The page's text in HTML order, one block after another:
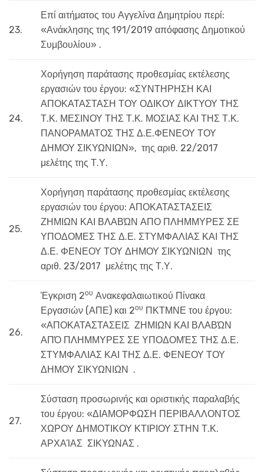
23.
Επί αιτήματος του Αγγελίνα Δημητρίου περί:
«Ανάκλησης της 191/2019 απόφασης Δημοτικού
Συμβουλίου» .
24.
Χορήγηση παράτασης προθεσμίας εκτέλεσης
εργασιών του έργου: «ΣΥΝΤΗΡΗΣΗ ΚΑΙ
ΑΠΟΚΑΤΑΣΤΑΣΗ ΤΟΥ ΟΔΙΚΟΥ ΔΙΚΤΥΟΥ ΤΗΣ
Τ.Κ. ΜΕΣΙΝΟΥ ΤΗΣ Τ.Κ. ΜΟΣΙΑΣ ΚΑΙ ΤΗΣ Τ.Κ.
ΠΑΝΟΡΑΜΑΤΟΣ ΤΗΣ Δ.Ε.ΦΕΝΕΟΥ ΤΟΥ
ΔΗΜΟΥ ΣΙΚΥΩΝΙΩΝ», της αριθ. 22/2017
μελέτης της Τ.Υ.
25.
Χορήγηση παράτασης προθεσμίας εκτέλεσης
εργασιών του έργου: ΑΠΟΚΑΤΑΣΤΑΣΕΙΣ
ΖΗΜΙΩΝ ΚΑΙ ΒΛΑΒΏΝ ΑΠΟ ΠΛΗΜΜΥΡΕΣ ΣΕ
ΥΠΟΔΟΜΕΣ ΤΗΣ Δ.Ε. ΣΤΥΜΦΑΛΙΑΣ ΚΑΙ ΤΗΣ
Δ.Ε. ΦΕΝΕΟΥ ΤΟΥ ΔΗΜΟΥ ΣΙΚΥΩΝΙΩΝ της
αριθ. 23/2017 μελέτης της Τ.Υ.
26.
Έγκριση 2ου Ανακεφαλαιωτικού Πίνακα
Εργασιών (ΑΠΕ) και 2ου ΠΚΤΜΝΕ του έργου:
«ΑΠΟΚΑΤΑΣΤΑΣΕΙΣ ΖΗΜΙΩΝ ΚΑΙ ΒΛΑΒΏΝ
ΑΠΌ ΠΛΗΜΜΥΡΕΣ ΣΕ ΥΠΟΔΟΜΈΣ ΤΗΣ Δ.Ε.
ΣΤΥΜΦΑΛΙΑΣ ΚΑΙ ΤΗΣ Δ.Ε. ΦΕΝΕΟΥ ΤΟΥ
ΔΗΜΟΥ ΣΙΚΥΩΝΙΩΝ .
27.
Σύσταση προσωρινής και οριστικής παραλαβής
του έργου: «ΔΙΑΜΟΡΦΩΣΗ ΠΕΡΙΒΑΛΛΟΝΤΟΣ
ΧΩΡΟΥ ΔΗΜΟΤΙΚΟΥ ΚΤΙΡΙΟΥ ΣΤΗΝ Τ.Κ.
ΑΡΧΑΊΑΣ ΣΙΚΥΩΝΑΣ .